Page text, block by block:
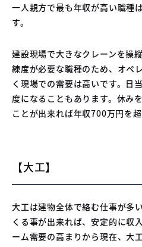
一人親方で最も年収が高い職種
す。
建設現場で大きなクレーンを操
練度が必要な職種のため、オペ
く現場での需要は高いです。日
度になることもあります。休み
ことが出来れば年収700万円を超
【大工】
大工は建物全体で絡む仕事が多
くる事が出来れば、安定的に収
ーム需要の高まりから現在、大